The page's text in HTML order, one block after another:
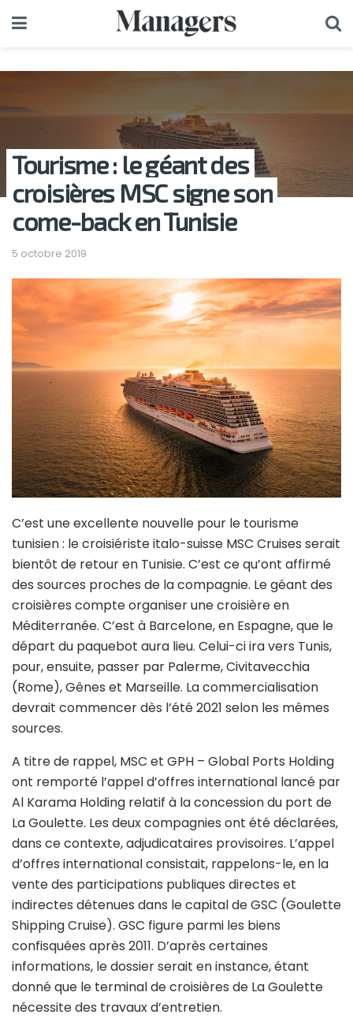
Tourisme : le géant des
croisières MSC signe son
come-back en Tunisie
5 octobre 2019
C’est une excellente nouvelle pour le tourisme
tunisien : le croisiériste italo-suisse MSC Cruises serait
bientôt de retour en Tunisie. C’est ce qu’ont affirmé
des sources proches de la compagnie. Le géant des
croisières compte organiser une croisière en
Méditerranée. C’est à Barcelone, en Espagne, que le
départ du paquebot aura lieu. Celui-ci ira vers Tunis,
pour, ensuite, passer par Palerme, Civitavecchia
(Rome), Gênes et Marseille. La commercialisation
devrait commencer dès l’été 2021 selon les mêmes
sources.
A titre de rappel, MSC et GPH – Global Ports Holding
ont remporté l’appel d’offres international lancé par
Al Karama Holding relatif à la concession du port de
La Goulette. Les deux compagnies ont été déclarées,
dans ce contexte, adjudicataires provisoires. L’appel
d’offres international consistait, rappelons-le, en la
vente des participations publiques directes et
indirectes détenues dans le capital de GSC (Goulette
Shipping Cruise). GSC figure parmi les biens
confisquées après 2011. D’après certaines
informations, le dossier serait en instance, étant
donné que le terminal de croisières de La Goulette
nécessite des travaux d’entretien.